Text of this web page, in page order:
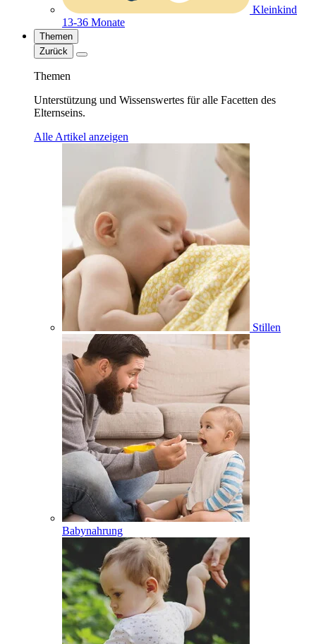
Kleinkind
13-36 Monate
Themen
Zurück
Themen
Unterstützung und Wissenswertes für alle Facetten des
Elternseins.
Alle Artikel anzeigen
Stillen
Babynahrung